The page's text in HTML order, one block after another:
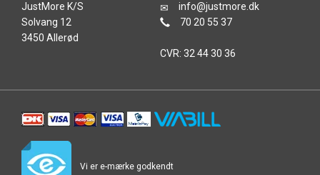
JustMore K/S
Solvang 12
3450 Allerød
info@justmore.dk
70 20 55 37
CVR: 32 44 30 36
Vi er e-mærke godkendt